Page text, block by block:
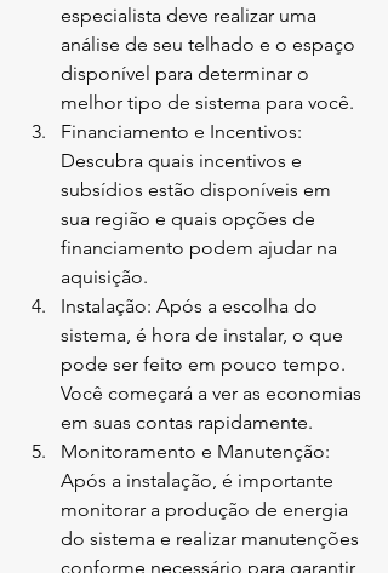
especialista deve realizar uma
análise de seu telhado e o espaço
disponível para determinar o
melhor tipo de sistema para você.
Financiamento e Incentivos:
Descubra quais incentivos e
subsídios estão disponíveis em
sua região e quais opções de
financiamento podem ajudar na
aquisição.
Instalação: Após a escolha do
sistema, é hora de instalar, o que
pode ser feito em pouco tempo.
Você começará a ver as economias
em suas contas rapidamente.
Monitoramento e Manutenção:
Após a instalação, é importante
monitorar a produção de energia
do sistema e realizar manutenções
conforme necessário para garantir